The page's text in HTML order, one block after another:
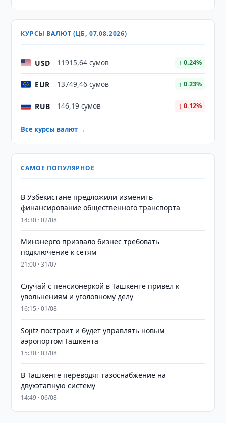
КУРСЫ ВАЛЮТ (ЦБ, 07.08.2026)
USD 11915,64 сумов ↑ 0.24%
EUR 13749,46 сумов ↑ 0.23%
RUB 146,19 сумов ↓ 0.12%
Все курсы валют →
САМОЕ ПОПУЛЯРНОЕ
В Узбекистане предложили изменить
финансирование общественного транспорта
14:30 · 02/08
Минэнерго призвало бизнес требовать
подключение к сетям
21:00 · 31/07
Случай с пенсионеркой в Ташкенте привел к
увольнениям и уголовному делу
16:15 · 01/08
Sojitz построит и будет управлять новым
аэропортом Ташкента
15:30 · 03/08
В Ташкенте переводят газоснабжение на
двухэтапную систему
14:49 · 06/08